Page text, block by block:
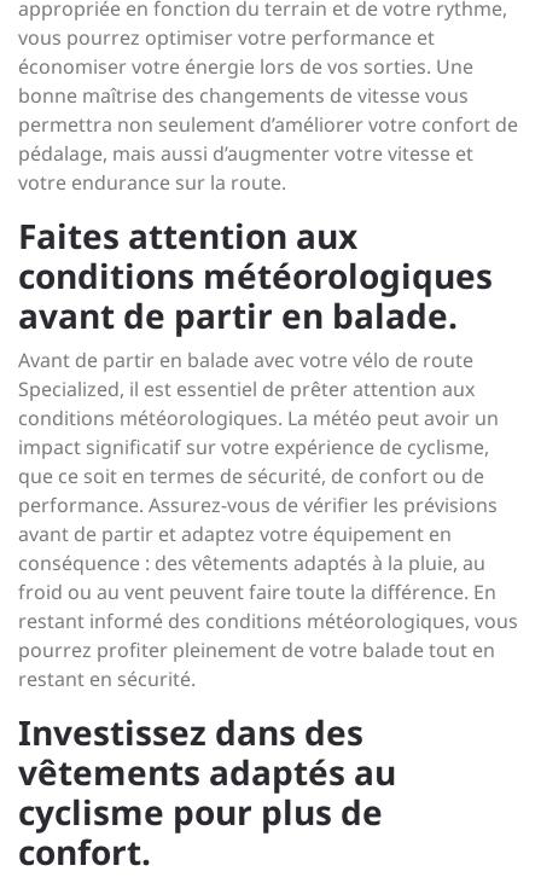
appropriée en fonction du terrain et de votre rythme,
vous pourrez optimiser votre performance et
économiser votre énergie lors de vos sorties. Une
bonne maîtrise des changements de vitesse vous
permettra non seulement d’améliorer votre confort de
pédalage, mais aussi d’augmenter votre vitesse et
votre endurance sur la route.
Faites attention aux
conditions météorologiques
avant de partir en balade.
Avant de partir en balade avec votre vélo de route
Specialized, il est essentiel de prêter attention aux
conditions météorologiques. La météo peut avoir un
impact significatif sur votre expérience de cyclisme,
que ce soit en termes de sécurité, de confort ou de
performance. Assurez-vous de vérifier les prévisions
avant de partir et adaptez votre équipement en
conséquence : des vêtements adaptés à la pluie, au
froid ou au vent peuvent faire toute la différence. En
restant informé des conditions météorologiques, vous
pourrez profiter pleinement de votre balade tout en
restant en sécurité.
Investissez dans des
vêtements adaptés au
cyclisme pour plus de
confort.